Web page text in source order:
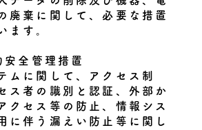
廃棄に関して、必要な措置
ます。
全管理措置
ムに関して、アクセス制
ス者の識別と認証、外部か
クセス等の防止、情報シス
に伴う漏えい防止等に関し